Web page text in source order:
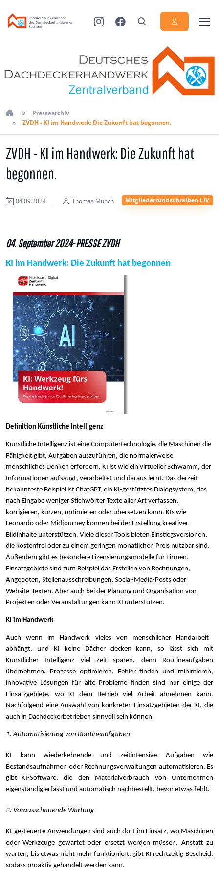
Pressearchiv
ZVDH - KI im Handwerk: Die Zukunft hat begonnen.
ZVDH - KI im Handwerk: Die Zukunft hat
begonnen.
04.09.2024 Thomas Münch Mitgliederrundschreiben LIV
04. September 2024- PRESSE ZVDH
KI im Handwerk: Die Zukunft hat begonnen
Definition Künstliche Intelligenz
Künstliche Intelligenz ist eine Computertechnologie, die Maschinen die
Fähigkeit gibt, Aufgaben auszuführen, die normalerweise
menschliches Denken erfordern. KI ist wie ein virtueller Schwamm, der
Informationen aufsaugt, verarbeitet und daraus lernt. Das derzeit
bekannteste Beispiel ist ChatGPT, ein KI-gestütztes Dialogsystem, das
nach Eingabe weniger Stichwörter Texte aller Art verfassen,
korrigieren, kürzen, optimieren oder übersetzen kann. KIs wie
Leonardo oder Midjourney können bei der Erstellung kreativer
Bildinhalte unterstützen. Viele dieser Tools bieten Einstiegsversionen,
die kostenfrei oder zu einem geringen monatlichen Preis nutzbar sind.
Außerdem gibt es besondere Lizensierungsmodelle für Firmen.
Einsatzgebiete sind zum Beispiel das Erstellen von Rechnungen,
Angeboten, Stellenausschreibungen, Social-Media-Posts oder
Website-Texten. Aber auch bei der Planung und Organisation von
Projekten oder Veranstaltungen kann KI unterstützen.
KI im Handwerk
Auch wenn im Handwerk vieles von menschlicher Handarbeit
abhängt, und KI keine Dächer decken kann, so lässt sich mit
Künstlicher Intelligenz viel Zeit sparen, denn Routineaufgaben
übernehmen, Prozesse optimieren, Fehler finden und minimieren,
innovative Lösungen für alte Probleme finden sind nur einige der
Einsatzgebiete, wo KI dem Betrieb viel Arbeit abnehmen kann.
Nachfolgend eine Auswahl von konkreten Einsatzgebieten der KI, die
auch in Dachdeckerbetrieben sinnvoll sein können.
1. Automatisierung von Routineaufgaben
KI kann wiederkehrende und zeitintensive Aufgaben wie
Bestandsaufnahmen oder Rechnungsverwaltungen automatisieren. Es
gibt KI-Software, die den Materialverbrauch von Unternehmen
eigenständig erfasst und automatisch nachbestellt, bevor etwas fehlt.
2. Vorausschauende Wartung
KI-gesteuerte Anwendungen sind auch dort im Einsatz, wo Maschinen
oder Werkzeuge gewartet oder ersetzt werden müssen. Anstatt zu
warten, bis etwas nicht mehr funktioniert, gibt KI rechtzeitig Bescheid,
sodass proaktiv gehandelt werden kann.